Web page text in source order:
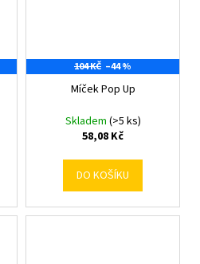
104 KČ –44 %
Míček Pop Up
Skladem (>5 ks)
58,08 Kč
DO KOŠÍKU